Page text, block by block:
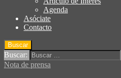
Agenda
Asóciate
Contacto
Buscar
Buscar:
Nota de prensa